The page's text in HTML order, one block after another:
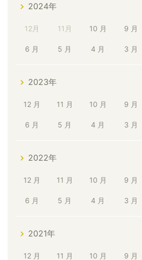
2024年
12月 11月 10 月 9 月
6 月 5 月 4 月 3 月
2023年
12 月 11 月 10 月 9 月
6 月 5 月 4 月 3 月
2022年
12 月 11 月 10 月 9 月
6 月 5 月 4 月 3 月
2021年
12 月 11 月 10 月 9 月